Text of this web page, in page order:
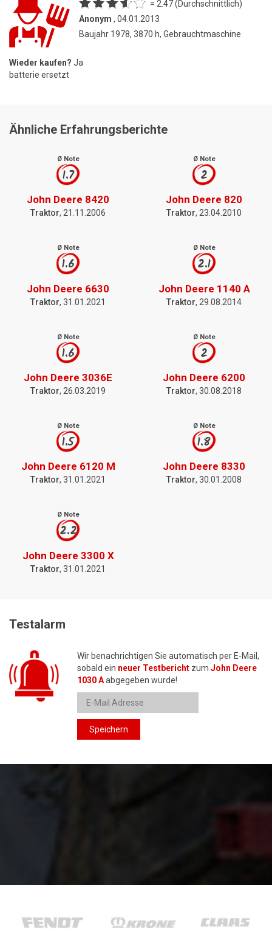
= 2.47 (Durchschnittlich)
Anonym , 04.01.2013
Baujahr 1978, 3870 h, Gebrauchtmaschine
Wieder kaufen? Ja
batterie ersetzt
Ähnliche Erfahrungsberichte
Ø Note
1.7
John Deere 8420
Traktor, 21.11.2006
Ø Note
2
John Deere 820
Traktor, 23.04.2010
Ø Note
1.6
John Deere 6630
Traktor, 31.01.2021
Ø Note
2.1
John Deere 1140 A
Traktor, 29.08.2014
Ø Note
1.6
John Deere 3036E
Traktor, 26.03.2019
Ø Note
2
John Deere 6200
Traktor, 30.08.2018
Ø Note
1.5
John Deere 6120 M
Traktor, 31.01.2021
Ø Note
1.8
John Deere 8330
Traktor, 30.01.2008
Ø Note
2.2
John Deere 3300 X
Traktor, 31.01.2021
Testalarm
Wir benachrichtigen Sie automatisch per E-Mail,
sobald ein neuer Testbericht zum John Deere
1030 Aabgegeben wurde!
Speichern